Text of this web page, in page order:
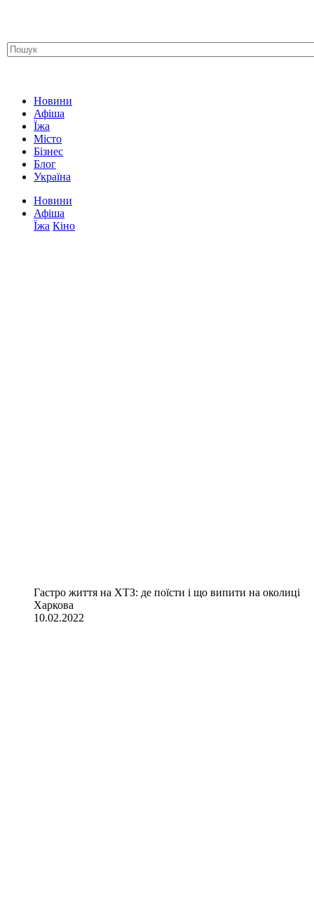
Новини
Афіша
Їжа
Місто
Бізнес
Блог
Україна
Новини
Афіша
Їжа Кіно
Гастро життя на ХТЗ: де поїсти і що випити на околиці
Харкова
10.02.2022